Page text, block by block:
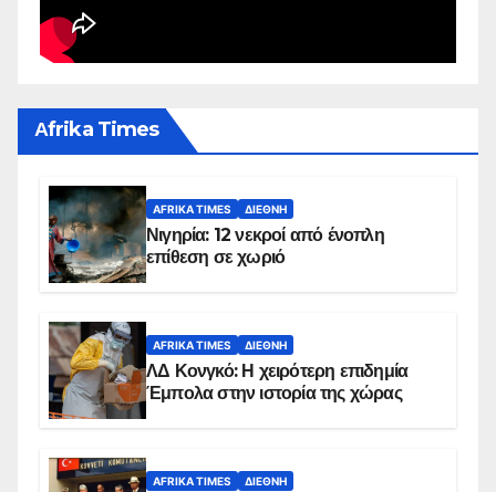
Αfrika Times
AFRIKA TIMES ΔΙΕΘΝΉ
Νιγηρία: 12 νεκροί από ένοπλη
επίθεση σε χωριό
AFRIKA TIMES ΔΙΕΘΝΉ
ΛΔ Κονγκό: Η χειρότερη επιδημία
Έμπολα στην ιστορία της χώρας
AFRIKA TIMES ΔΙΕΘΝΉ